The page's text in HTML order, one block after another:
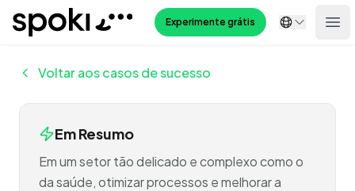
Spoki Experimente grátis
Voltar aos casos de sucesso
Em Resumo
Em um setor tão delicado e complexo como o
da saúde, otimizar processos e melhorar a